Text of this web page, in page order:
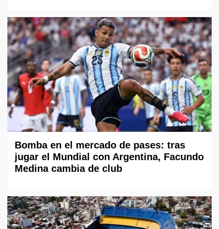
Bomba en el mercado de pases: tras
jugar el Mundial con Argentina, Facundo
Medina cambia de club